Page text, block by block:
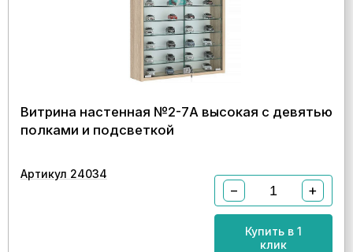
Витрина настенная №2-7А высокая с девятью
полками и подсветкой
Артикул 24034
− +
Купить в 1
клик